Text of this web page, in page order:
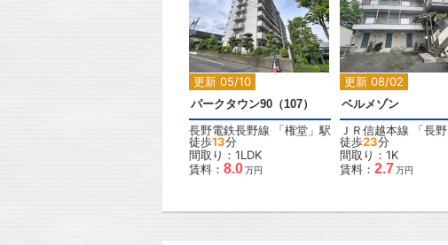
更新 05/10
2
パークタウン90（107）
長野電鉄長野線 「権堂 」駅
徒歩13分
間取り：1LDK
賃料： 8.0万円
更新 08/02
2
ベルメゾン
ＪＲ信越本線 「長野
徒歩23分
間取り：1K
賃料： 2.7万円